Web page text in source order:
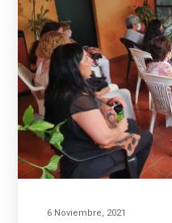
6 Noviembre, 2021